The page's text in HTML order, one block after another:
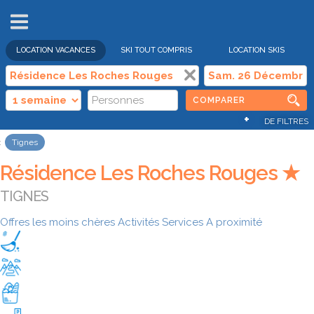
LOCATION VACANCES SKI TOUT COMPRIS LOCATION SKIS
COMPARER
+ DE FILTRES
Tignes
Résidence Les Roches Rouges ★
TIGNES
Offres les moins chères Activités Services A proximité